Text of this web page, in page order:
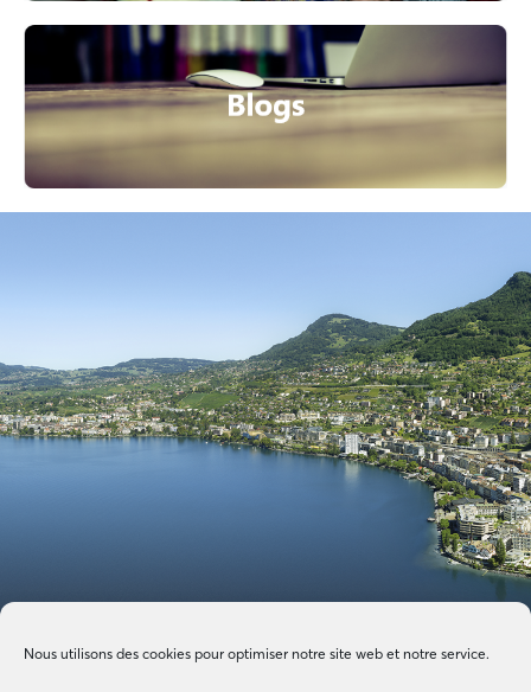
Nous utilisons des cookies pour optimiser notre site web et notre service.